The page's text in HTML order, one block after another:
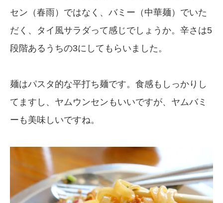
セン（春雨）ではなく、バミー（中華麺）でいた
だく、タイ風サラダって感じでしょうか。辛さは5
段階あるうちの3にしてもらいました。
麺はパスタ的な平打ち麺です。食感もしっかりし
てますし、ヤムウンセンもいいですが、ヤムバミ
ーも美味しいですね。